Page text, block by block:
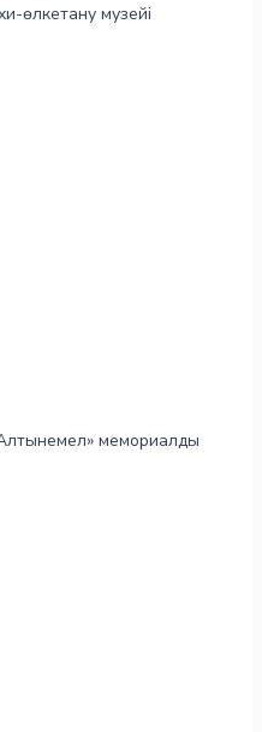
өлкетану музейі
мемориалды